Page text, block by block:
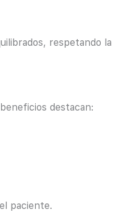
respetando la
destacan:
paciente.